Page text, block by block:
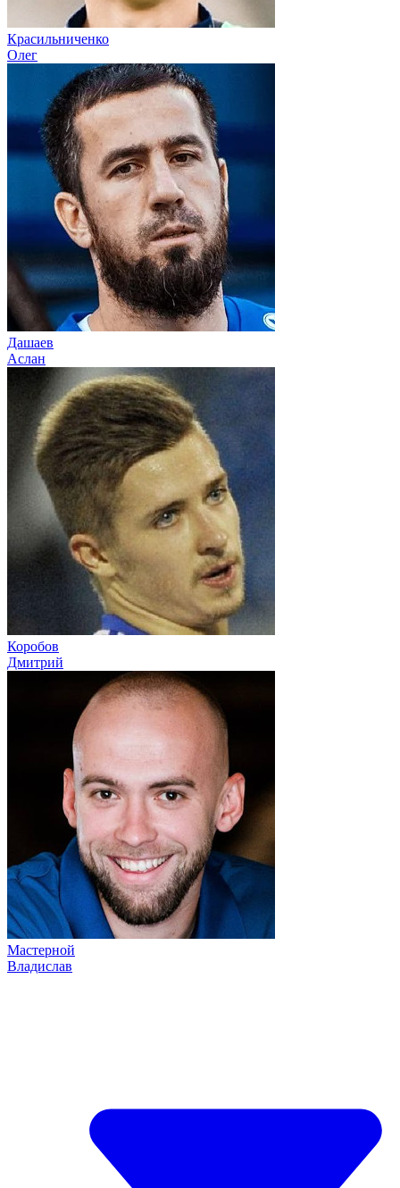
Красильниченко
Олег
Дашаев
Аслан
Коробов
Дмитрий
Мастерной
Владислав